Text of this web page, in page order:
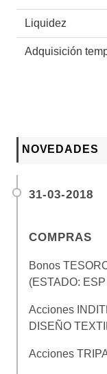
Liquidez
Adquisición
NOVEDADES
31-03-2018
COMPRAS
Bonos
(ESTADO:
Acciones
DISEÑO
Acciones